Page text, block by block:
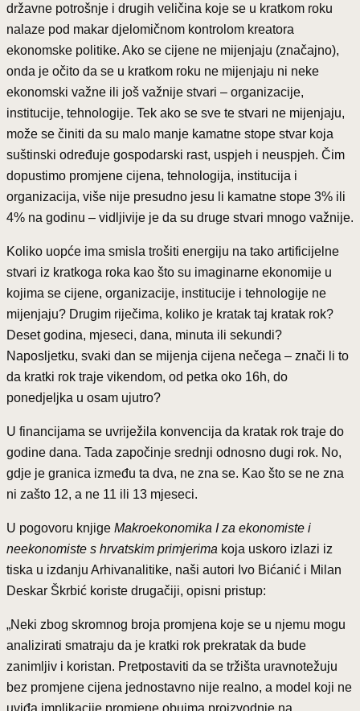
državne potrošnje i drugih veličina koje se u kratkom roku
nalaze pod makar djelomičnom kontrolom kreatora
ekonomske politike. Ako se cijene ne mijenjaju (značajno),
onda je očito da se u kratkom roku ne mijenjaju ni neke
ekonomski važne ili još važnije stvari – organizacije,
institucije, tehnologije. Tek ako se sve te stvari ne mijenjaju,
može se činiti da su malo manje kamatne stope stvar koja
suštinski određuje gospodarski rast, uspjeh i neuspjeh. Čim
dopustimo promjene cijena, tehnologija, institucija i
organizacija, više nije presudno jesu li kamatne stope 3% ili
4% na godinu – vidljivije je da su druge stvari mnogo važnije.
Koliko uopće ima smisla trošiti energiju na tako artificijelne
stvari iz kratkoga roka kao što su imaginarne ekonomije u
kojima se cijene, organizacije, institucije i tehnologije ne
mijenjaju? Drugim riječima, koliko je kratak taj kratak rok?
Deset godina, mjeseci, dana, minuta ili sekundi?
Naposljetku, svaki dan se mijenja cijena nečega – znači li to
da kratki rok traje vikendom, od petka oko 16h, do
ponedjeljka u osam ujutro?
U financijama se uvriježila konvencija da kratak rok traje do
godine dana. Tada započinje srednji odnosno dugi rok. No,
gdje je granica između ta dva, ne zna se. Kao što se ne zna
ni zašto 12, a ne 11 ili 13 mjeseci.
U pogovoru knjige Makroekonomika I za ekonomiste i
neekonomiste s hrvatskim primjerima koja uskoro izlazi iz
tiska u izdanju Arhivanalitike, naši autori Ivo Bićanić i Milan
Deskar Škrbić koriste drugačiji, opisni pristup:
„Neki zbog skromnog broja promjena koje se u njemu mogu
analizirati smatraju da je kratki rok prekratak da bude
zanimljiv i koristan. Pretpostaviti da se tržišta uravnotežuju
bez promjene cijena jednostavno nije realno, a model koji ne
uviđa implikacije promjene obujma proizvodnje na